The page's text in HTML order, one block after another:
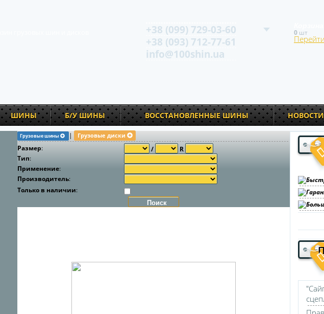
+38 (099) 729-03-60
+38 (093) 712-77-61
info@100shin.ua
0 шт
ШИНЫ Б/У ШИНЫ ВОССТАНОВЛЕННЫЕ ШИНЫ НОВОСТИ
Грузовые шины | Грузовые диски
Размер: /
R
Тип:
Применение:
Производитель:
Только в наличии: